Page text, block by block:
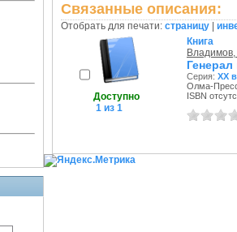
Связанные описания:
Отобрать для печати: страницу
Доступно
1 из 1
Книга
Владимов,
Серия: XX
Олма-
ISBN